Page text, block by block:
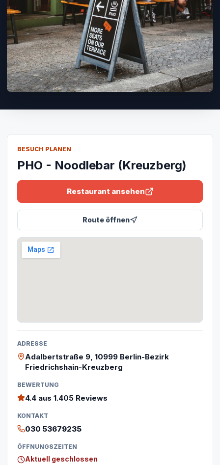
BESUCH PLANEN
PHO - Noodlebar (Kreuzberg)
Restaurant ansehen
Route öffnen
ADRESSE
Adalbertstraße 9, 10999 Berlin-Bezirk
Friedrichshain-Kreuzberg
BEWERTUNG
4.4 aus 1.405 Reviews
KONTAKT
030 53679235
ÖFFNUNGSZEITEN
Aktuell geschlossen